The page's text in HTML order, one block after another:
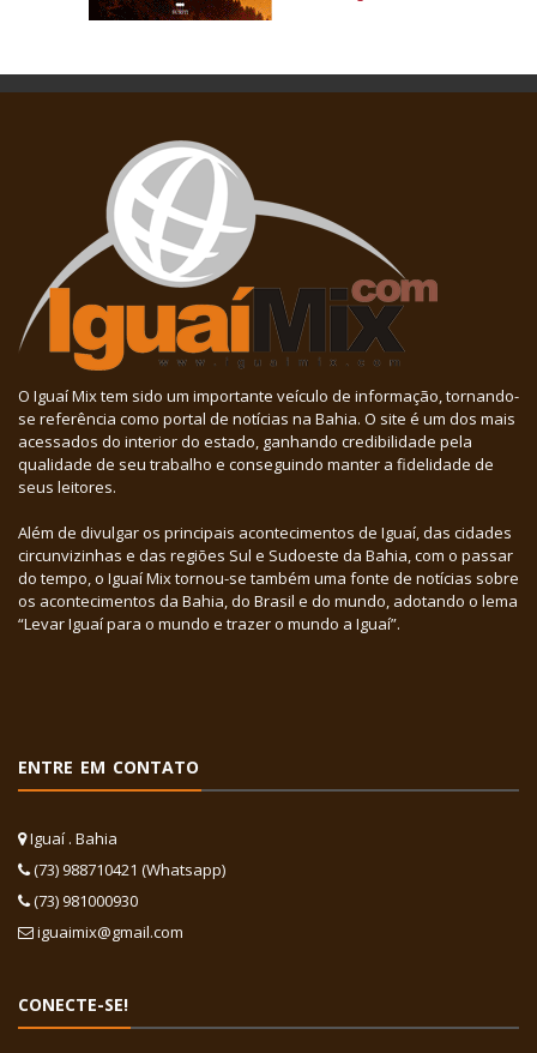
O Iguaí Mix tem sido um importante veículo de informação, tornando-
se referência como portal de notícias na Bahia. O site é um dos mais
acessados do interior do estado, ganhando credibilidade pela
qualidade de seu trabalho e conseguindo manter a fidelidade de
seus leitores.
Além de divulgar os principais acontecimentos de Iguaí, das cidades
circunvizinhas e das regiões Sul e Sudoeste da Bahia, com o passar
do tempo, o Iguaí Mix tornou-se também uma fonte de notícias sobre
os acontecimentos da Bahia, do Brasil e do mundo, adotando o lema
“Levar Iguaí para o mundo e trazer o mundo a Iguaí”.
ENTRE EM CONTATO
Iguaí . Bahia
(73) 988710421 (Whatsapp)
(73) 981000930
iguaimix@gmail.com
CONECTE-SE!